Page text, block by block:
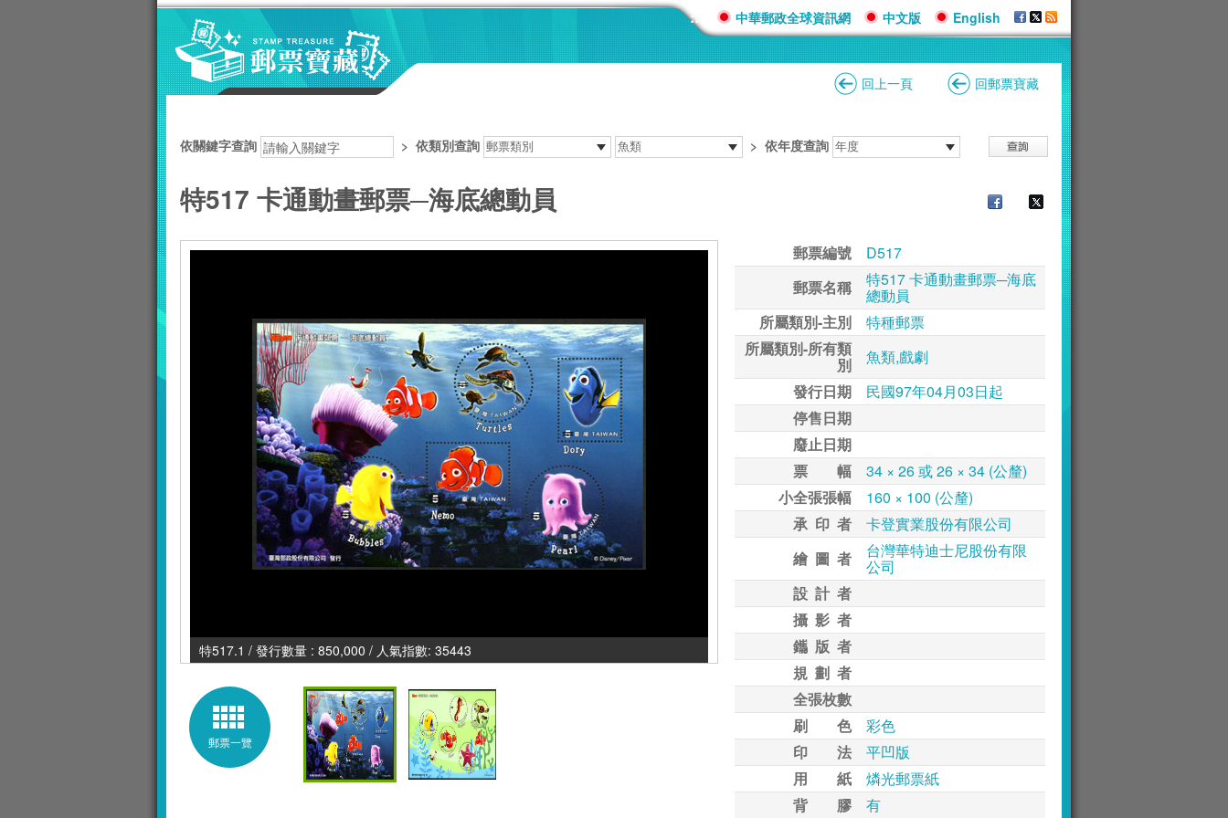
::: 中華郵政全球資訊網 中文版 English
回上一頁 回郵票寶藏
依關鍵字查詢 > 依類別查詢 > 依年度查詢
特517 卡通動畫郵票─海底總動員
特517.1 / 發行數量 : 850,000 / 人氣指數: 35443
郵票一覽
郵票編號
D517
郵票名稱
特517 卡通動畫郵票─海底
總動員
所屬類別-主別
特種郵票
所屬類別-所有類
別
魚類,戲劇
發行日期
民國97年04月03日起
停售日期
廢止日期
票 幅
34 × 26 或 26 × 34 (公釐)
小全張張幅
160 × 100 (公釐)
承 印 者
卡登實業股份有限公司
繪 圖 者
台灣華特迪士尼股份有限
公司
設 計 者
攝 影 者
鑴 版 者
規 劃 者
全張枚數
刷 色
彩色
印 法
平凹版
用 紙
燐光郵票紙
背 膠
有